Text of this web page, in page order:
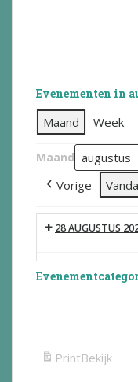
Evenementen in
Maand Week
Maand
Vorige
28 AUGUSTUS
PrintBekijk